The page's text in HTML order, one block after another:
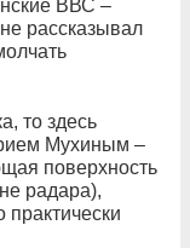
ВВС –
рассказывал
то здесь
Мухиным –
поверхность
радара),
практически